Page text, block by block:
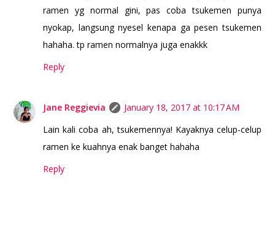
ramen yg normal gini, pas coba tsukemen punya
nyokap, langsung nyesel kenapa ga pesen tsukemen
hahaha. tp ramen normalnya juga enakkk
Reply
Jane Reggievia
January 18, 2017 at 10:17 AM
Lain kali coba ah, tsukemennya! Kayaknya celup-celup
ramen ke kuahnya enak banget hahaha
Reply